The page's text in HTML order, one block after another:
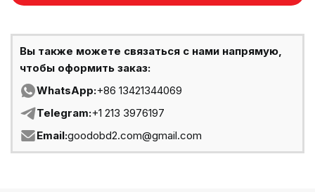
Вы также можете связаться с нами напрямую,
чтобы оформить заказ:
WhatsApp:+86 13421344069
Telegram:+1 213 3976197
Email:goodobd2.com@gmail.com